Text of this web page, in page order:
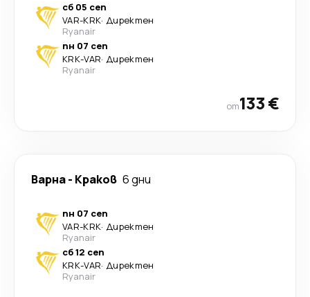
сб 05 сеп
VAR-KRK· Директен
Ryanair
пн 07 сеп
KRK-VAR· Директен
Ryanair
от133 €
Варна- Краков 6 дни
пн 07 сеп
VAR-KRK· Директен
Ryanair
сб 12 сеп
KRK-VAR· Директен
Ryanair